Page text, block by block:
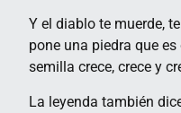
Y el diablo te muerde,
pone una piedra que
semilla crece, crece y
La leyenda también